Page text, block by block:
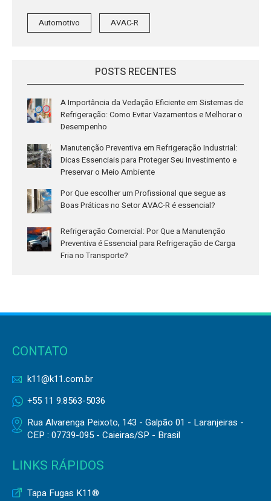
Automotivo AVAC-R
POSTS RECENTES
A Importância da Vedação Eficiente em Sistemas de
Refrigeração: Como Evitar Vazamentos e Melhorar o
Desempenho
Manutenção Preventiva em Refrigeração Industrial:
Dicas Essenciais para Proteger Seu Investimento e
Preservar o Meio Ambiente
Por Que escolher um Profissional que segue as
Boas Práticas no Setor AVAC-R é essencial?
Refrigeração Comercial: Por Que a Manutenção
Preventiva é Essencial para Refrigeração de Carga
Fria no Transporte?
CONTATO
k11@k11.com.br
+55 11 9.8563-5036
Rua Alvarenga Peixoto, 143 - Galpão 01 - Laranjeiras -
CEP : 07739-095 - Caieiras/SP - Brasil
LINKS RÁPIDOS
Tapa Fugas K11®